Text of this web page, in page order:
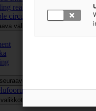
reality through simulation
circularity of inorganic
valikkotaso
valikkotaso